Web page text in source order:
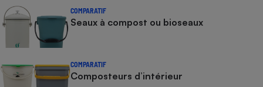
COMPARATIF
Seaux à compost ou bioseaux
COMPARATIF
Composteurs d’intérieur